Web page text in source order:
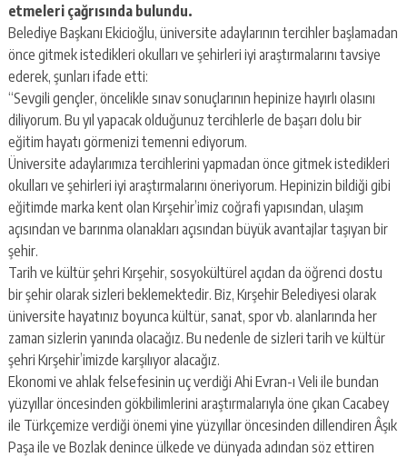
etmeleri çağrısında bulundu.
Belediye Başkanı Ekicioğlu, üniversite adaylarının tercihler başlamadan
önce gitmek istedikleri okulları ve şehirleri iyi araştırmalarını tavsiye
ederek, şunları ifade etti:
“Sevgili gençler, öncelikle sınav sonuçlarının hepinize hayırlı olasını
diliyorum. Bu yıl yapacak olduğunuz tercihlerle de başarı dolu bir
eğitim hayatı görmenizi temenni ediyorum.
Üniversite adaylarımıza tercihlerini yapmadan önce gitmek istedikleri
okulları ve şehirleri iyi araştırmalarını öneriyorum. Hepinizin bildiği gibi
eğitimde marka kent olan Kırşehir’imiz coğrafi yapısından, ulaşım
açısından ve barınma olanakları açısından büyük avantajlar taşıyan bir
şehir.
Tarih ve kültür şehri Kırşehir, sosyokültürel açıdan da öğrenci dostu
bir şehir olarak sizleri beklemektedir. Biz, Kırşehir Belediyesi olarak
üniversite hayatınız boyunca kültür, sanat, spor vb. alanlarında her
zaman sizlerin yanında olacağız. Bu nedenle de sizleri tarih ve kültür
şehri Kırşehir’imizde karşılıyor alacağız.
Ekonomi ve ahlak felsefesinin uç verdiği Ahi Evran-ı Veli ile bundan
yüzyıllar öncesinden gökbilimlerini araştırmalarıyla öne çıkan Cacabey
ile Türkçemize verdiği önemi yine yüzyıllar öncesinden dillendiren Âşık
Paşa ile ve Bozlak denince ülkede ve dünyada adından söz ettiren